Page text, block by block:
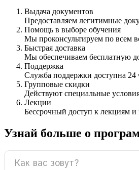
Выдача документов
Предоставляем легитимные
Помощь в выборе обучения
Мы проконсультируем по всем
Быстрая доставка
Мы обеспечиваем бесплатную
Поддержка
Служба поддержки доступна 24
Групповые скидки
Действуют специальные
Лекции
Бессрочный доступ к лекциям и
Узнай больше о